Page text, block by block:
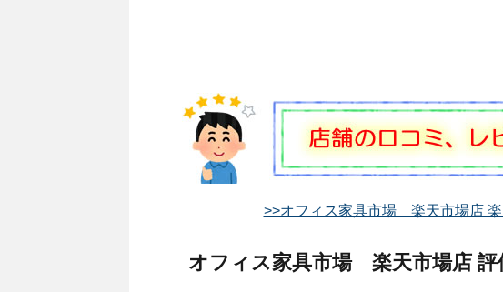
>>オフィス家具市場 楽天市場店
オフィス家具市場 楽天市場店 評